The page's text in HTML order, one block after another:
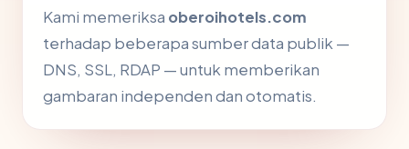
Kami memeriksa oberoihotels.com
terhadap beberapa sumber data publik —
DNS, SSL, RDAP — untuk memberikan
gambaran independen dan otomatis.